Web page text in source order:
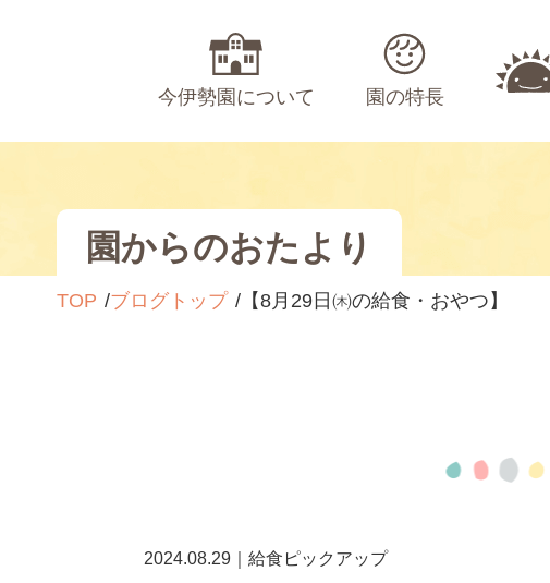
今伊勢園について 園の特長
園からのおたより
TOP ブログトップ 【8月29日㈭の給食・おやつ】
2024.08.29｜給食ピックアップ